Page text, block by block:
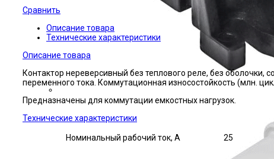
Сравнить
Описание товара
Технические характеристики
Описание товара
Контактор нереверсивный без теплового реле, без
переменного тока. Коммутационная износостойкость (млн.
Предназначены для коммутации емкостных нагрузок.
Технические характеристики
Номинальный рабочий ток, А 25